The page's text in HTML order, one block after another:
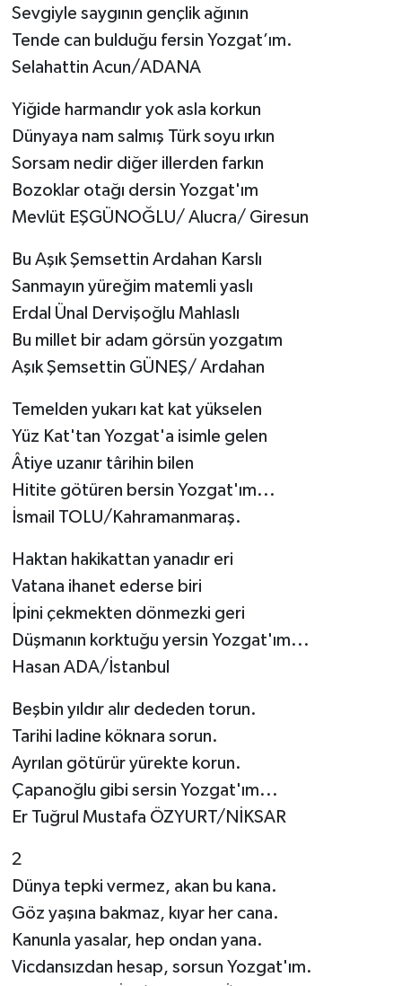
Sevgiyle saygının gençlik ağının
Tende can bulduğu fersin Yozgat’ım.
Selahattin Acun/ADANA
Yiğide harmandır yok asla korkun
Dünyaya nam salmış Türk soyu ırkın
Sorsam nedir diğer illerden farkın
Bozoklar otağı dersin Yozgat'ım
Mevlüt EŞGÜNOĞLU/ Alucra/ Giresun
Bu Aşık Şemsettin Ardahan Karslı
Sanmayın yüreğim matemli yaslı
Erdal Ünal Dervişoğlu Mahlaslı
Bu millet bir adam görsün yozgatım
Aşık Şemsettin GÜNEŞ/ Ardahan
Temelden yukarı kat kat yükselen
Yüz Kat'tan Yozgat'a isimle gelen
Âtiye uzanır târihin bilen
Hitite götüren bersin Yozgat'ım...
İsmail TOLU/Kahramanmaraş.
Haktan hakikattan yanadır eri
Vatana ihanet ederse biri
İpini çekmekten dönmezki geri
Düşmanın korktuğu yersin Yozgat'ım...
Hasan ADA/İstanbul
Beşbin yıldır alır dededen torun.
Tarihi ladine köknara sorun.
Ayrılan götürür yürekte korun.
Çapanoğlu gibi sersin Yozgat'ım...
Er Tuğrul Mustafa ÖZYURT/NİKSAR
2
Dünya tepki vermez, akan bu kana.
Göz yaşına bakmaz, kıyar her cana.
Kanunla yasalar, hep ondan yana.
Vicdansızdan hesap, sorsun Yozgat'ım.